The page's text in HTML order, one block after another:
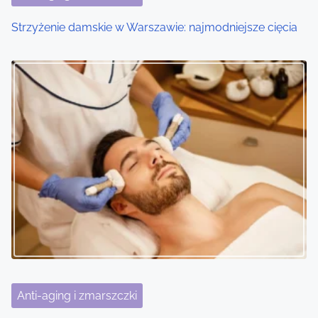
Strzyżenie damskie w Warszawie: najmodniejsze cięcia
Anti-aging i zmarszczki